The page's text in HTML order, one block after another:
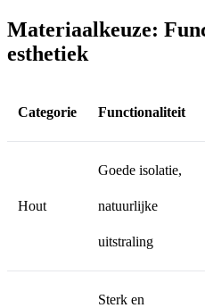
Materiaalkeuze:
esthetiek
Categorie Functionaliteit
Hout
Goede isolatie,
natuurlijke
uitstraling
Sterk en